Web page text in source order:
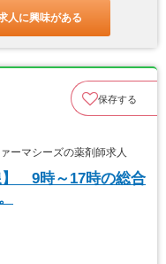
人に興味がある
保存する
マシーズの薬剤師求人
】 9時～17時の総合